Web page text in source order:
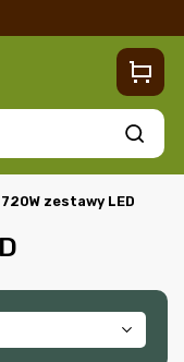
Contacts
Szukaj
zestawy LED